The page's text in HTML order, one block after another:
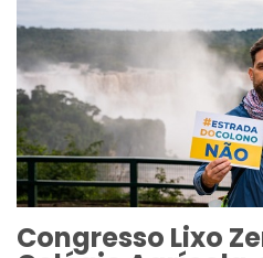
Congresso Lixo